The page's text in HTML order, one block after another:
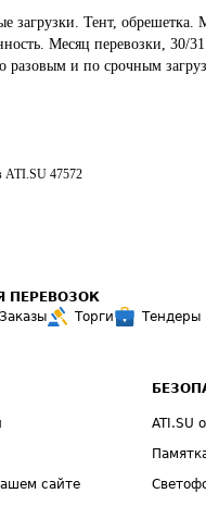
загрузки. Тент, обрешетка.
Месяц перевозки, 30/
разовым и по срочным
ATI.SU 47572
ПЕРЕВОЗОК
Заказы Торги Тендеры
сайте
ATI.SU